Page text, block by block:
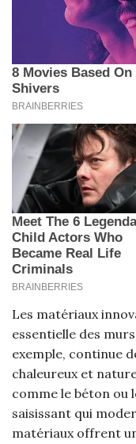
Les matériaux
essentielle des
exemple, continue
chaleureux et
comme le béton ou
saisissant qui
matériaux offrent